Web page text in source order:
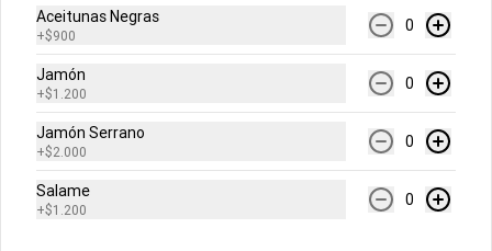
Albahaca
Pasta fresca con salsa pomodoro
(tomates triturados italianos) , queso
parmesano y albahaca acompañados
Pasta fresca con salsa boloñesa con
Aceitunas Negras
+$900
0
Jamón
+$1.200
0
Jamón Serrano
+$2.000
0
Salame
+$1.200
0